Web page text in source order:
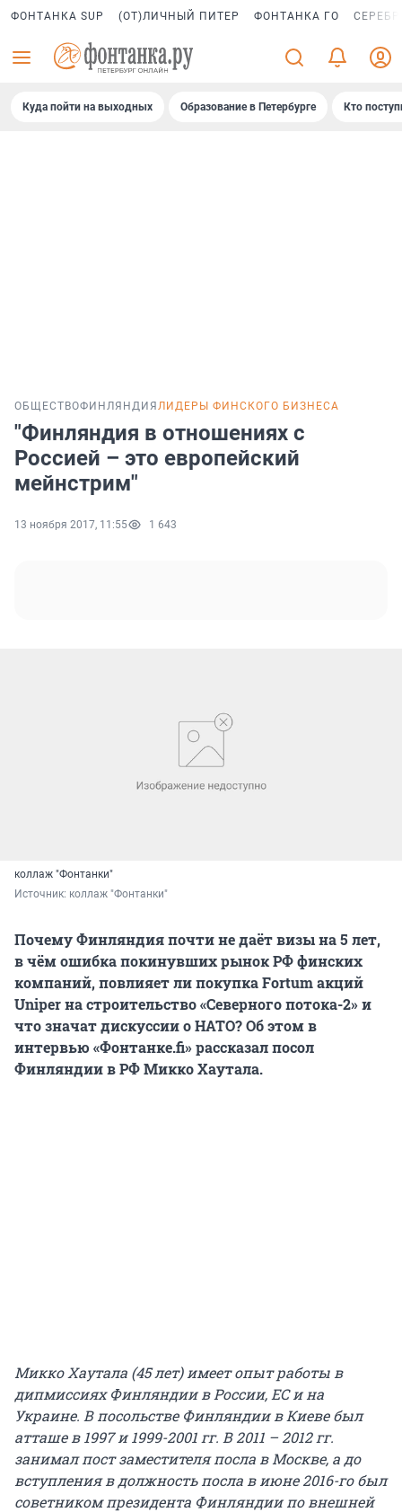
ФОНТАНКА SUP (ОТ)ЛИЧНЫЙ ПИТЕР ФОНТАНКА ГО
Куда пойти на выходных Образование в Петербурге Кто
ОБЩЕСТВОФИНЛЯНДИЯ ЛИДЕРЫ ФИНСКОГО БИЗНЕСА
"Финляндия в отношениях с
Россией – это европейский
мейнстрим"
13 ноября 2017, 11:55 1 643
коллаж "Фонтанки"
Источник: коллаж "Фонтанки"
Почему Финляндия почти не даёт визы на 5 лет,
в чём ошибка покинувших рынок РФ финских
компаний, повлияет ли покупка Fortum акций
Uniper на строительство «Северного потока-2» и
что значат дискуссии о НАТО? Об этом в
интервью «Фонтанке.fi» рассказал посол
Финляндии в РФ Микко Хаутала.
Микко Хаутала (45 лет) имеет опыт работы в
дипмиссиях Финляндии в России, ЕС и на
Украине. В посольстве Финляндии в Киеве был
атташе в 1997 и 1999-2001 гг. В 2011 – 2012 гг.
занимал пост заместителя посла в Москве, а до
вступления в должность посла в июне 2016-го был
советником президента Финляндии по внешней